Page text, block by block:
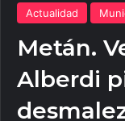
Actualidad
Metán.
Alberdi